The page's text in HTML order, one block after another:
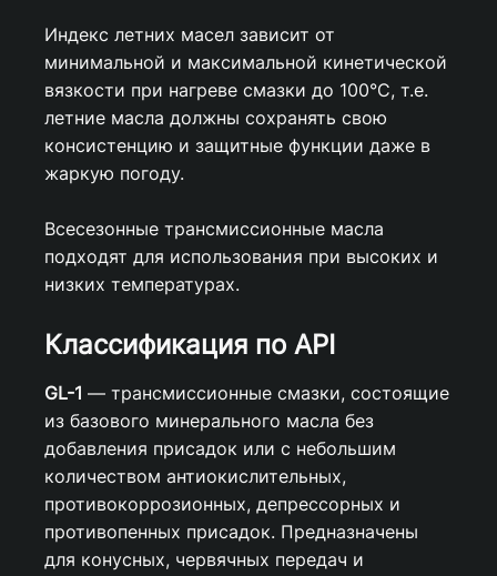
Индекс летних масел зависит от
минимальной и максимальной кинетической
вязкости при нагреве смазки до 100°С, т.е.
летние масла должны сохранять свою
консистенцию и защитные функции даже в
жаркую погоду.
Всесезонные трансмиссионные масла
подходят для использования при высоких и
низких температурах.
Классификация по API
GL-1 — трансмиссионные смазки, состоящие
из базового минерального масла без
добавления присадок или с небольшим
количеством антиокислительных,
противокоррозионных, депрессорных и
противопенных присадок. Предназначены
для конусных, червячных передач и